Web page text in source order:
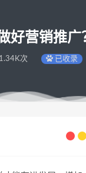
好营销推广
次 已收录